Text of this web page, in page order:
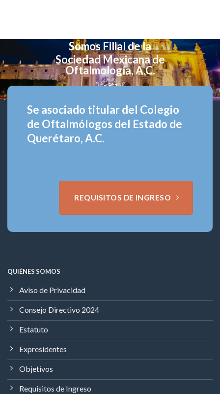
Somos Filial de la
Sociedad Mexicana de
Oftalmología, A.C.
Se asociado titular del Colegio
de Oftalmólogos del Estado de
Querétaro, A.C.
REQUISITOS DE INGRESO
QUIÉNES SOMOS
Aviso de Privacidad
Consejo Directivo 2024
Estatuto
Expresidentes
Objetivos
Requisitos de Ingreso